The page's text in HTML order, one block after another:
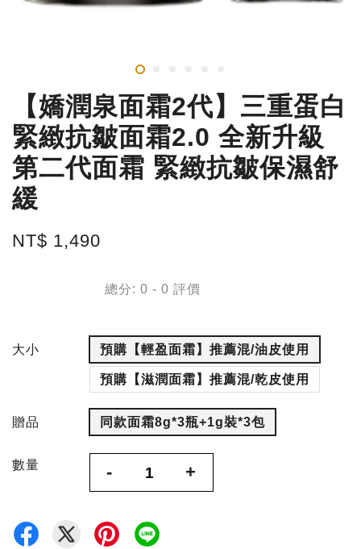
【嬌潤泉面霜2代】三重蛋白
緊緻抗皺面霜2.0 全新升級
第二代面霜 緊緻抗皺保濕舒
緩
NT$ 1,490
總分: 0 - 0 評價
大小 預購【輕盈面霜】推薦混/油皮使用
預購【滋潤面霜】推薦混/乾皮使用
贈品 同款面霜8g*3瓶+1g裝*3包
數量 - +